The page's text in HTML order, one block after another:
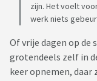
zijn. Het voelt
werk niets
Of vrije dagen op de
grotendeels zelf in
keer opnemen, daar